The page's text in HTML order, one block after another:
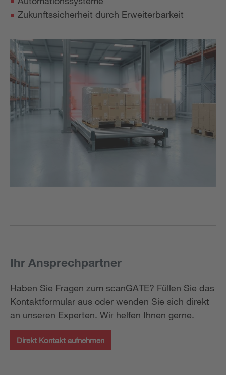
Zukunftssicherheit durch Erweiterbarkeit
Ihr Ansprechpartner
Haben Sie Fragen zum scanGATE? Füllen Sie das
Kontaktformular aus oder wenden Sie sich direkt
an unseren Experten. Wir helfen Ihnen gerne.
Direkt Kontakt aufnehmen